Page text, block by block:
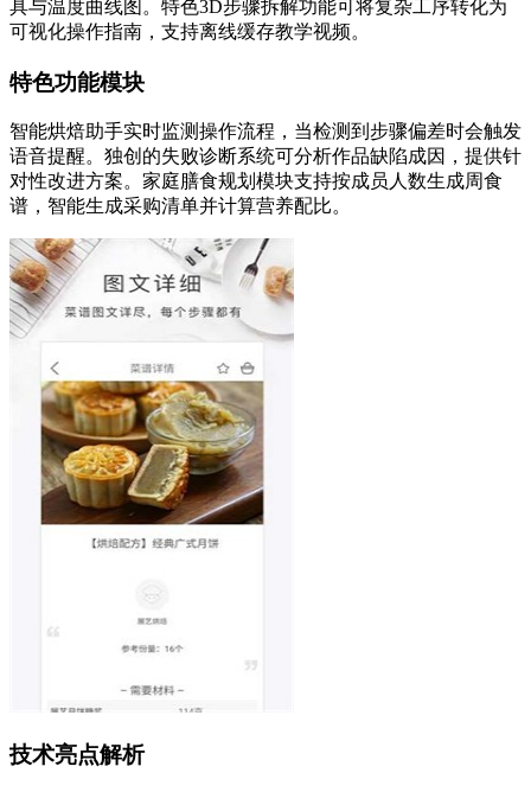
具与温度曲线图。特色3D步骤拆解功能可将复杂工序转化为
可视化操作指南，支持离线缓存教学视频。
特色功能模块
智能烘焙助手实时监测操作流程，当检测到步骤偏差时会触发
语音提醒。独创的失败诊断系统可分析作品缺陷成因，提供针
对性改进方案。家庭膳食规划模块支持按成员人数生成周食
谱，智能生成采购清单并计算营养配比。
技术亮点解析